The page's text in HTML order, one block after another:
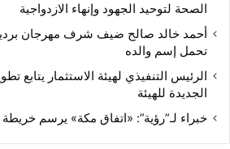
الصحة لتوحيد الجهود وإنهاء الازدواجية
أحمد خالد صالح ضيف شرف مهرجان
تحمل إسم والده
الرئيس التنفيذي لهيئة الاستثمار يتابع
الجديدة للهيئة
خبراء لـ”رؤية”: «اتفاق مكة» يرسم